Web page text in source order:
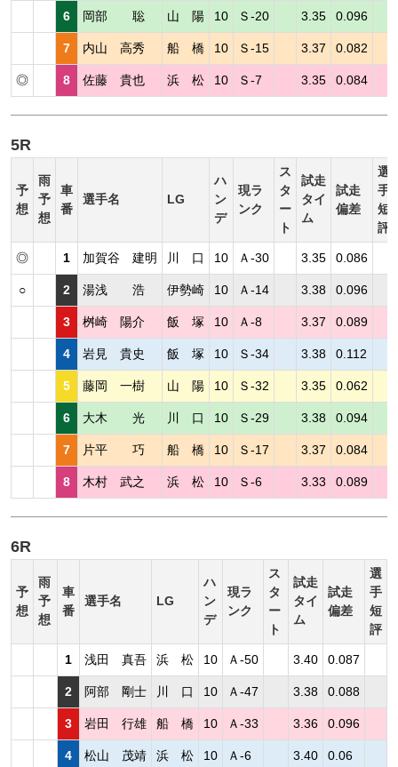
6 岡部 聡 山 陽 10 Ｓ-20 3.35 0.096
7 内山 高秀 船 橋 10 Ｓ-15 3.37 0.082
◎ 8 佐藤 貴也 浜 松 10 Ｓ-7 3.35 0.084
5R
予
想
雨
予
想
車
番
選手名 LG
ハ
ン
デ
現ラ
ンク
ス
タ
ー
ト
試走
タイ
ム
試走
偏差
選
手
短
評
◎ 1 加賀谷 建明 川 口 10 Ａ-30 3.35 0.086
○ 2 湯浅 浩 伊勢崎 10 Ａ-14 3.38 0.096
3 桝崎 陽介 飯 塚 10 Ａ-8 3.37 0.089
4 岩見 貴史 飯 塚 10 Ｓ-34 3.38 0.112
5 藤岡 一樹 山 陽 10 Ｓ-32 3.35 0.062
6 大木 光 川 口 10 Ｓ-29 3.38 0.094
7 片平 巧 船 橋 10 Ｓ-17 3.37 0.084
8 木村 武之 浜 松 10 Ｓ-6 3.33 0.089
6R
予
想
雨
予
想
車
番
選手名 LG
ハ
ン
デ
現ラ
ンク
ス
タ
ー
ト
試走
タイ
ム
試走
偏差
選
手
短
評
1 浅田 真吾 浜 松 10 Ａ-50 3.40 0.087
2 阿部 剛士 川 口 10 Ａ-47 3.38 0.088
3 岩田 行雄 船 橋 10 Ａ-33 3.36 0.096
4 松山 茂靖 浜 松 10 Ａ-6 3.40 0.06